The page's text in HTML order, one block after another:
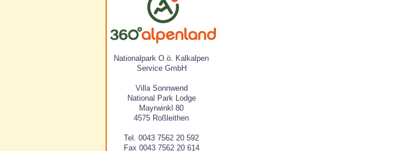
Nationalpark O.ö. Kalkalpen
Service GmbH
Villa Sonnwend
National Park Lodge
Mayrwinkl 80
4575 Roßleithen
Tel. 0043 7562 20 592
Fax 0043 7562 20 614